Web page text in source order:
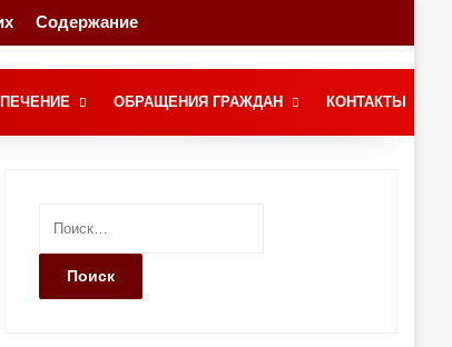
Содержание
ОБРАЩЕНИЯ ГРАЖДАН КОНТАКТЫ
й